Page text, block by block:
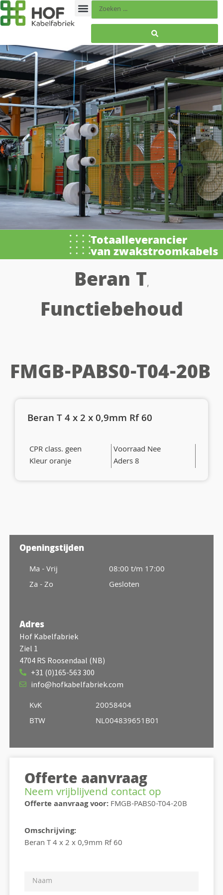
Totaalleverancier
van zwakstroomkabels
Beran T,
Functiebehoud
FMGB-PABS0-T04-20B
Beran T 4 x 2 x 0,9mm Rf 60
CPR class. geen
Voorraad Nee
Kleur oranje
Aders 8
Openingstijden
Ma - Vrij
Za - Zo
08:00 t/m 17:00
Gesloten
Adres
Hof Kabelfabriek
Ziel 1
4704 RS Roosendaal (NB)
+31 (0)165-563 300
info@hofkabelfabriek.com
KvK
BTW
20058404
NL004839651B01
Offerte aanvraag
Neem vrijblijvend contact op
Offerte aanvraag voor:FMGB-PABS0-T04-20B
Omschrijving:
Beran T 4 x 2 x 0,9mm Rf 60